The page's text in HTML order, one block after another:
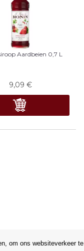
om ons websiteverkeer te
Aardbeien 0,7 L
9,09 €